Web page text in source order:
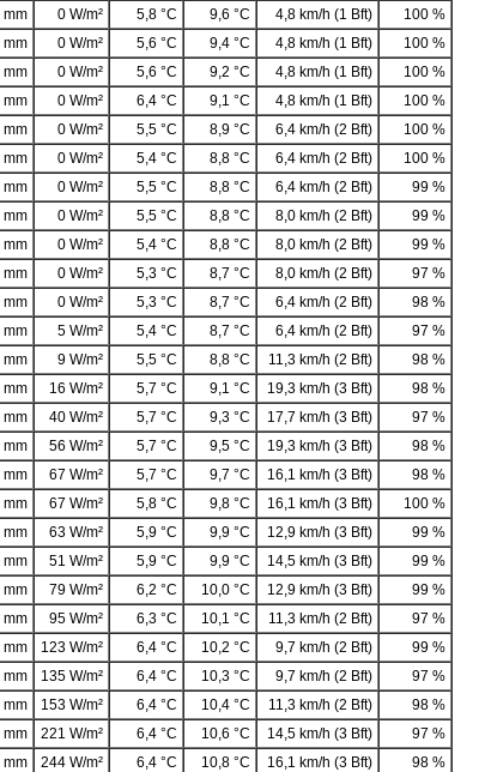
mm 0 W/m² 5,8 °C 9,6 °C 4,8 km/h (1 Bft)
100 %
mm 0 W/m² 5,6 °C 9,4 °C 4,8 km/h (1 Bft)
100 %
mm 0 W/m² 5,6 °C 9,2 °C 4,8 km/h (1 Bft)
100 %
mm 0 W/m² 6,4 °C 9,1 °C 4,8 km/h (1 Bft)
100 %
mm 0 W/m² 5,5 °C 8,9 °C 6,4 km/h (2 Bft)
100 %
mm 0 W/m² 5,4 °C 8,8 °C 6,4 km/h (2 Bft)
100 %
mm 0 W/m² 5,5 °C 8,8 °C 6,4 km/h (2 Bft)
99 %
mm 0 W/m² 5,5 °C 8,8 °C 8,0 km/h (2 Bft)
99 %
mm 0 W/m² 5,4 °C 8,8 °C 8,0 km/h (2 Bft)
99 %
mm 0 W/m² 5,3 °C 8,7 °C 8,0 km/h (2 Bft)
97 %
mm 0 W/m² 5,3 °C 8,7 °C 6,4 km/h (2 Bft)
98 %
mm 5 W/m² 5,4 °C 8,7 °C 6,4 km/h (2 Bft)
97 %
mm 9 W/m² 5,5 °C 8,8 °C 11,3 km/h (2 Bft)
98 %
mm 16 W/m² 5,7 °C 9,1 °C 19,3 km/h (3 Bft)
98 %
mm 40 W/m² 5,7 °C 9,3 °C 17,7 km/h (3 Bft)
97 %
mm 56 W/m² 5,7 °C 9,5 °C 19,3 km/h (3 Bft)
98 %
mm 67 W/m² 5,7 °C 9,7 °C 16,1 km/h (3 Bft)
98 %
mm 67 W/m² 5,8 °C 9,8 °C 16,1 km/h (3 Bft)
100 %
mm 63 W/m² 5,9 °C 9,9 °C 12,9 km/h (3 Bft)
99 %
mm 51 W/m² 5,9 °C 9,9 °C 14,5 km/h (3 Bft)
99 %
mm 79 W/m² 6,2 °C 10,0 °C 12,9 km/h (3 Bft)
99 %
mm 95 W/m² 6,3 °C 10,1 °C 11,3 km/h (2 Bft)
97 %
mm 123 W/m² 6,4 °C 10,2 °C 9,7 km/h (2 Bft)
99 %
mm 135 W/m² 6,4 °C 10,3 °C 9,7 km/h (2 Bft)
97 %
mm 153 W/m² 6,4 °C 10,4 °C 11,3 km/h (2 Bft)
98 %
mm 221 W/m² 6,4 °C 10,6 °C 14,5 km/h (3 Bft)
97 %
mm 244 W/m² 6,4 °C 10,8 °C 16,1 km/h (3 Bft)
98 %